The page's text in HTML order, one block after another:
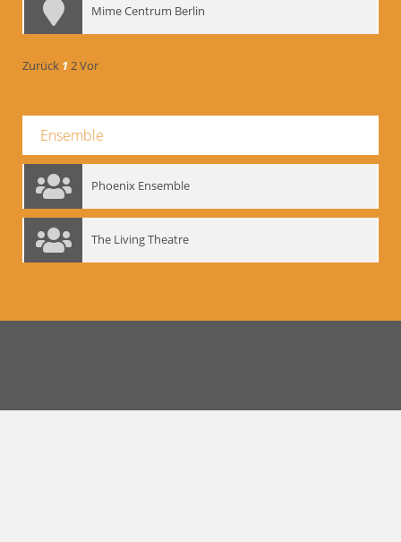
Mime Centrum Berlin
Zurück 12Vor
Ensemble
Phoenix Ensemble
The Living Theatre